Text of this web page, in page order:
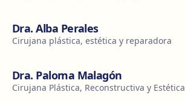
Dra. Alba Perales
Cirujana plástica, estética y reparadora
Dra. Paloma Malagón
Cirujana Plástica, Reconstructiva y Estética